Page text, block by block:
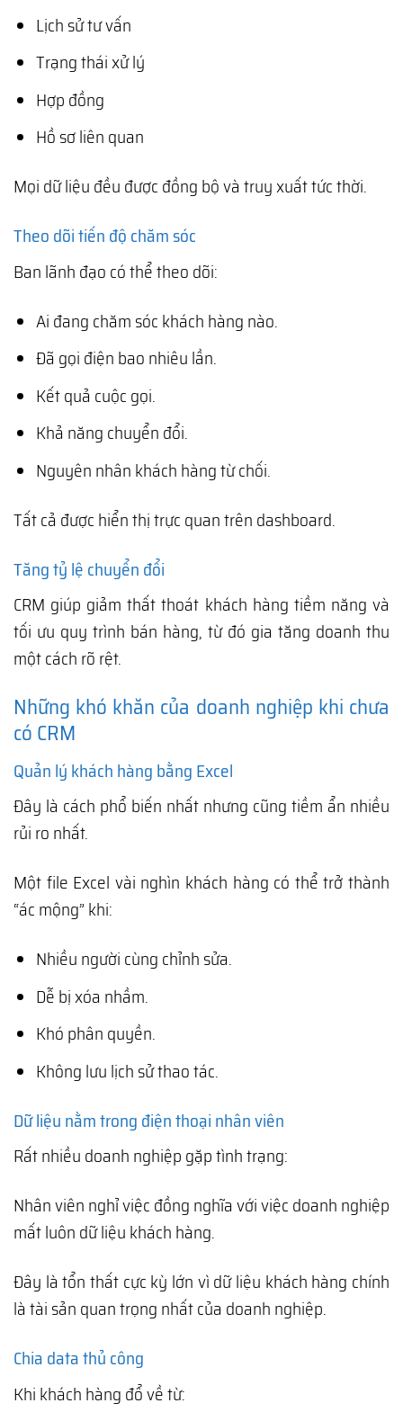
Lịch sử tư vấn
Trạng thái xử lý
Hợp đồng
Hồ sơ liên quan
Mọi dữ liệu đều được đồng bộ và truy xuất tức thời.
Theo dõi tiến độ chăm sóc
Ban lãnh đạo có thể theo dõi:
Ai đang chăm sóc khách hàng nào.
Đã gọi điện bao nhiêu lần.
Kết quả cuộc gọi.
Khả năng chuyển đổi.
Nguyên nhân khách hàng từ chối.
Tất cả được hiển thị trực quan trên dashboard.
Tăng tỷ lệ chuyển đổi
CRM giúp giảm thất thoát khách hàng tiềm năng và
tối ưu quy trình bán hàng, từ đó gia tăng doanh thu
một cách rõ rệt.
Những khó khăn của doanh nghiệp khi chưa
có CRM
Quản lý khách hàng bằng Excel
Đây là cách phổ biến nhất nhưng cũng tiềm ẩn nhiều
rủi ro nhất.
Một file Excel vài nghìn khách hàng có thể trở thành
“ác mộng” khi:
Nhiều người cùng chỉnh sửa.
Dễ bị xóa nhầm.
Khó phân quyền.
Không lưu lịch sử thao tác.
Dữ liệu nằm trong điện thoại nhân viên
Rất nhiều doanh nghiệp gặp tình trạng:
Nhân viên nghỉ việc đồng nghĩa với việc doanh nghiệp
mất luôn dữ liệu khách hàng.
Đây là tổn thất cực kỳ lớn vì dữ liệu khách hàng chính
là tài sản quan trọng nhất của doanh nghiệp.
Chia data thủ công
Khi khách hàng đổ về từ: